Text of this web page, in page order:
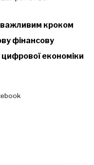
важливим кроком
фінансову
економіки